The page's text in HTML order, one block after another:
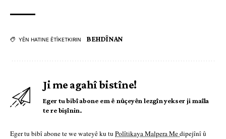
YÊN HATINE ÊTÎKETKIRIN BEHDÎNAN
Ji me agahî bistîne!
Eger tu bibî abone em ê nûçeyên lezgîn yekser ji maîla
te re bişînin.
Eger tu bibî abone te we wateyê ku tu Polîtikaya Malpera Medipejînî û